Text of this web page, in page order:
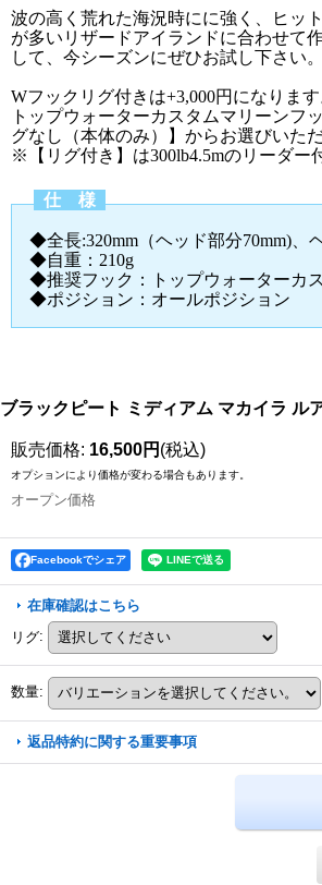
波の高く荒れた海況時にに強く、ヒッ
が多いリザードアイランドに合わせて
して、今シーズンにぜひお試し下さい。
Wフックリグ付きは+3,000円になります
トップウォーターカスタムマリーンフ
グなし（本体のみ）】からお選びいただ
※【リグ付き】は300lb4.5mのリーダー
仕 様
◆全長:320mm（ヘッド部分70mm)、
◆自重：210g
◆推奨フック：トップウォーターカ
◆ポジション：オールポジション
ブラックピート ミディアム マカイラ
販売価格: 16,500円 (税込)
オプションにより価格が変わる場合もあります。
オープン価格
Facebookでシェア
在庫確認はこちら
リグ:
数量:
返品特約に関する重要事項